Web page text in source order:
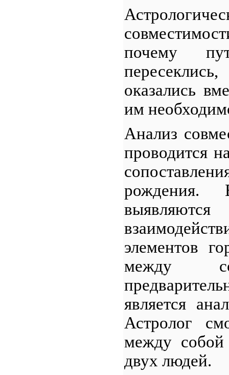
почему
оказались
им
Анализ
проводится
рождения.
элементов
между
является
Астролог
между собой
двух людей.